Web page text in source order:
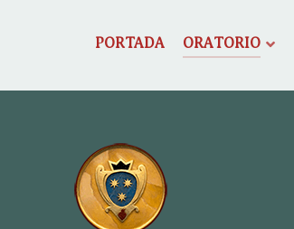
PORTADA ORATORIO